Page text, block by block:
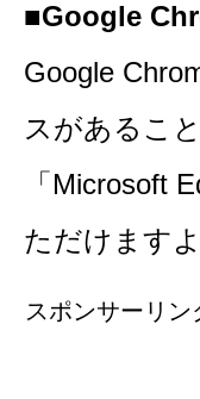
■Google
Google
スがあるこ
「Microsoft
ただけます
スポンサーリン